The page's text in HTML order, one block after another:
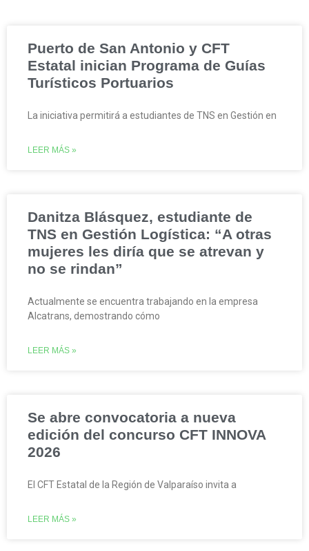
Puerto de San Antonio y CFT
Estatal inician Programa de Guías
Turísticos Portuarios
La iniciativa permitirá a estudiantes de TNS en Gestión en
LEER MÁS »
Danitza Blásquez, estudiante de
TNS en Gestión Logística: “A otras
mujeres les diría que se atrevan y
no se rindan”
Actualmente se encuentra trabajando en la empresa
Alcatrans, demostrando cómo
LEER MÁS »
Se abre convocatoria a nueva
edición del concurso CFT INNOVA
2026
El CFT Estatal de la Región de Valparaíso invita a
LEER MÁS »